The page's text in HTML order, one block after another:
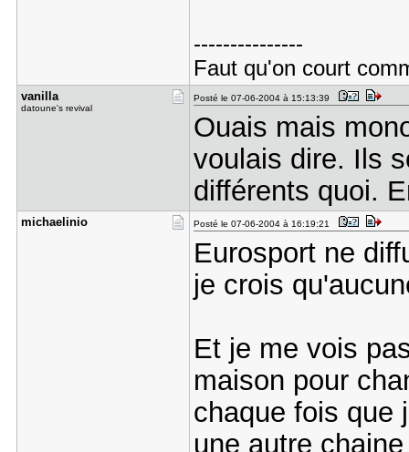
---------------
Faut qu'on court
vanilla
datoune's revival
Posté le 07-06-2004 à 15:13:39
Ouais mais
voulais dire. Ils
différents quoi.
michaelini​o Posté le 07-06-2004 à 16:19:21
Eurosport ne
je crois
Et je me vois
maison pour
chaque fois que
une autre